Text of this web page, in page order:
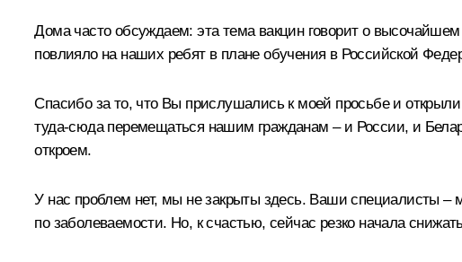
Дома часто обсуждаем: эта тема вакцин говорит о
повлияло на наших ребят в плане обучения в Российской
Спасибо за то, что Вы прислушались к моей просьбе и
туда-сюда перемещаться нашим гражданам – и России, и
откроем.
У нас проблем нет, мы не закрыты здесь. Ваши специалисты
по заболеваемости. Но, к счастью, сейчас резко начала